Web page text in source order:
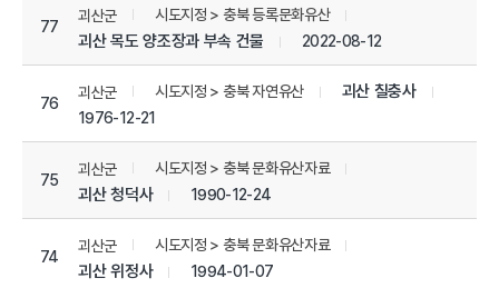
77
괴산군 시도지정 > 충북 등록문화유산
괴산 목도 양조장과 부속 건물 2022-08-12
76
괴산군 시도지정 > 충북 자연유산 괴산 칠충사
1976-12-21
75
괴산군 시도지정 > 충북 문화유산자료
괴산 청덕사 1990-12-24
74
괴산군 시도지정 > 충북 문화유산자료
괴산 위정사 1994-01-07